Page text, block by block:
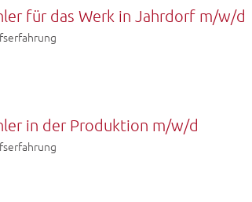
für das Werk in Jahrdorf m/w/d
in der Produktion m/w/d